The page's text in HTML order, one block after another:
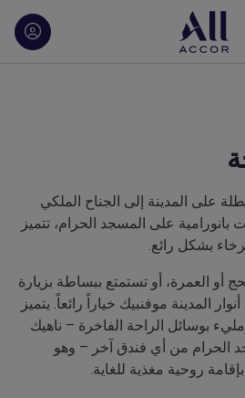
على المدينة إلى الجناح الملكي
بانورامية على المسجد الحرام، تتميز
بشكل رائع.
أو العمرة، أو تستمتع ببساطة بزيارة
المدينة موفنبيك خياراً رائعاً. يتميز
بوسائل الراحة الفاخرة – ناهيك
الحرام من أي فندق آخر – وهو
روحية مغذية للغاية.